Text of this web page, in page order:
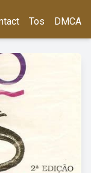
Tos DMCA